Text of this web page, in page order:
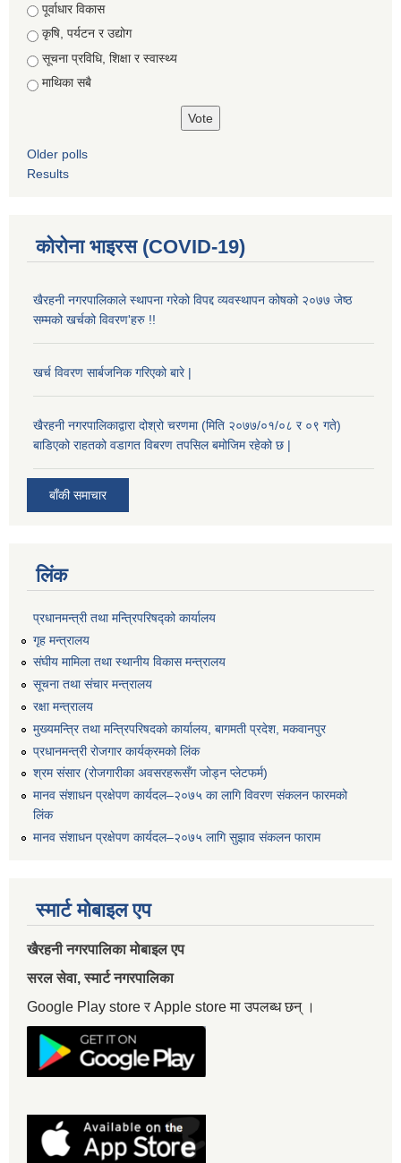
Choices
पूर्वाधार विकास
कृषि, पर्यटन र उद्योग
सूचना प्रविधि, शिक्षा र स्वास्थ्य
माथिका सबै
Older polls
Results
कोरोना भाइरस (COVID-19)
खैरहनी नगरपालिकाले स्थापना गरेको विपद्द व्यवस्थापन कोषको २०७७ जेष्ठ
सम्मको खर्चको विवरण'हरु !!
खर्च विवरण सार्बजनिक गरिएको बारे |
खैरहनी नगरपालिकाद्वारा दोश्रो चरणमा (मिति २०७७/०१/०८ र ०९ गते)
बाडिएको राहतको वडागत विबरण तपसिल बमोजिम रहेको छ |
बाँकी समाचार
लिंक
प्रधानमन्त्री तथा मन्त्रिपरिषद्को कार्यालय
गृह मन्त्रालय
संघीय मामिला तथा स्थानीय विकास मन्त्रालय
सूचना तथा संचार मन्त्रालय
रक्षा मन्त्रालय
मुख्यमन्त्रि तथा मन्त्रिपरिषदको कार्यालय, बागमती प्रदेश, मकवानपुर
प्रधानमन्त्री रोजगार कार्यक्रमको लिंक
श्रम संसार (रोजगारीका अवसरहरूसँग जोड्न प्लेटफर्म)
मानव संशाधन प्रक्षेपण कार्यदल–२०७५ का लागि विवरण संकलन फारमको
लिंक
मानव संशाधन प्रक्षेपण कार्यदल–२०७५ लागि सुझाव संकलन फाराम
स्मार्ट मोबाइल एप
खैरहनी नगरपालिका मोबाइल एप
सरल सेवा, स्मार्ट नगरपालिका
Google Play store र Apple store मा उपलब्ध छन् ।